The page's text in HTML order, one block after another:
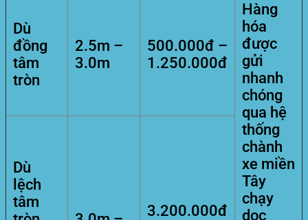
Dù
đồng
tâm
tròn
2.5m –
3.0m
500.000đ –
1.250.000đ
Hàng
hóa
được
gửi
nhanh
chóng
qua hệ
thống
chành
xe miền
Tây
chạy
dọc
Dù
lệch
tâm
3.200.000đ